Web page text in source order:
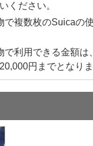
ください。
で複数枚のSuicaの
で利用できる金額は
円までとなりま